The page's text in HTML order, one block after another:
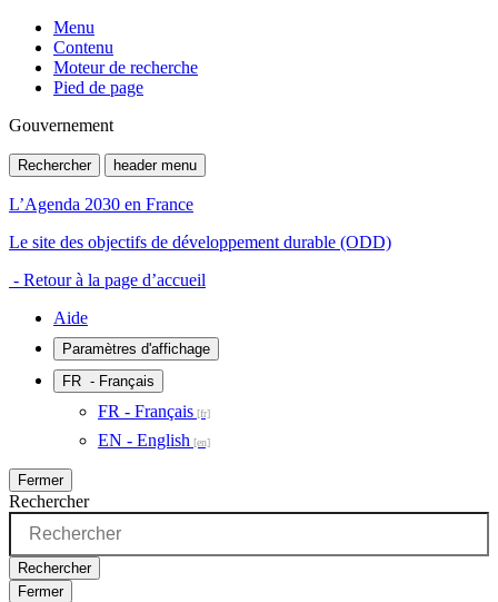
Menu
Contenu
Moteur de recherche
Pied de page
Gouvernement
Rechercher header menu
L’Agenda 2030 en France
Le site des objectifs de développement durable (ODD)
- Retour à la page d’accueil
Aide
Paramètres d'affichage
FR - Français
FR - Français
EN - English
Fermer
Rechercher
Rechercher
Fermer